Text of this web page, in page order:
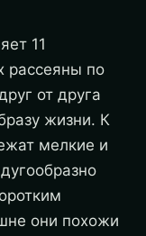
11
рассеяны по
от друга
жизни. К
мелкие и
они похожи